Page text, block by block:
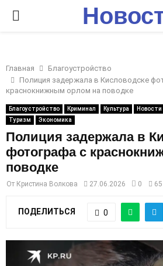
P
I
M
A
R
Y
M
Главная
Благоустройство
Полиция задержала в Кисловодске
краснокнижным орлом на поводке
Благоустройство Криминал Культура Новости
Туризм
Экономика
Полиция задержала в
фотографа с
поводке
От Кристина Волкова 27.06.2026 0 65
ПОДЕЛИТЬСЯ 0